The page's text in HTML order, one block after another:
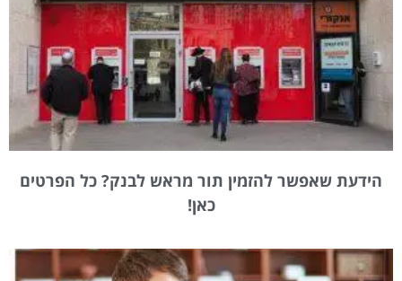
הידעת שאפשר להזמין תור מראש לבנק? כל הפרטים
כאן!